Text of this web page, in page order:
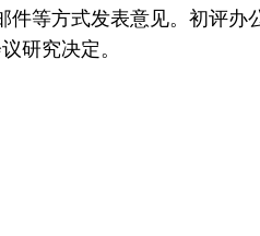
件等方式发表意见。初评办
研究决定。